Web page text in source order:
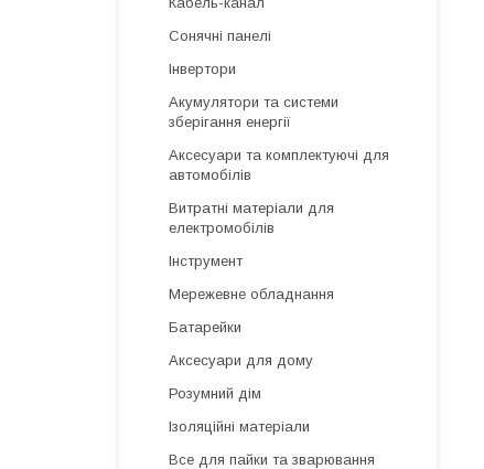
Сонячні панелі
Інвертори
Акумулятори та системи
зберігання енергії
Аксесуари та комплектуючі для
автомобілів
Витратні матеріали для
електромобілів
Інструмент
Мережевне обладнання
Батарейки
Аксесуари для дому
Розумний дім
Ізоляційні матеріали
Все для пайки та зварювання